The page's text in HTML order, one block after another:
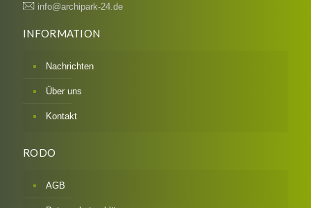
info@archipark-24.de
INFORMATION
Nachrichten
Über uns
Kontakt
RODO
AGB